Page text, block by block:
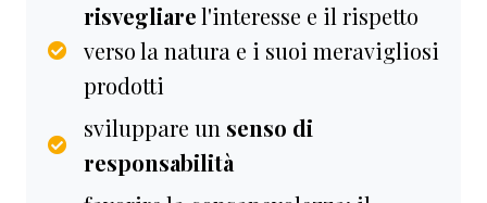
risvegliarel'interesse e il rispetto
verso la natura e i suoi meravigliosi
prodotti
sviluppare un senso di
responsabilità